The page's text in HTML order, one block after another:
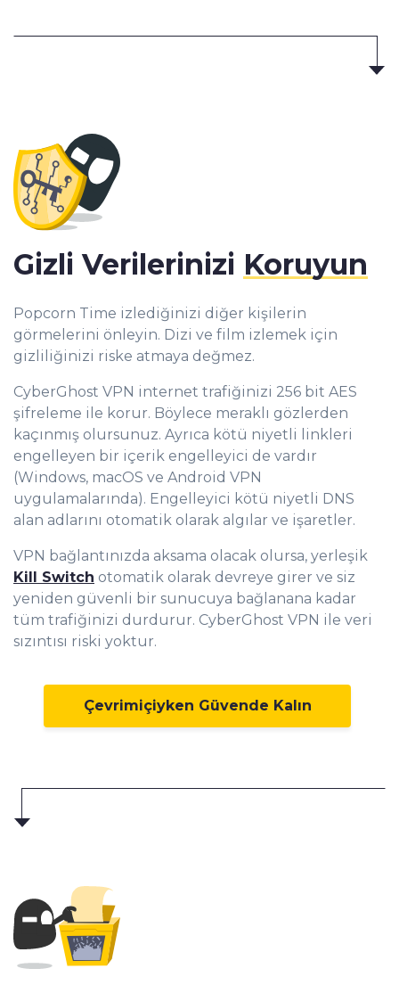
Popcorn Time izlediğinizi diğer kişilerin
görmelerini önleyin. Dizi ve film izlemek için
gizliliğinizi riske atmaya değmez.
CyberGhost VPN internet trafiğinizi 256 bit AES
şifreleme ile korur. Böylece meraklı gözlerden
kaçınmış olursunuz. Ayrıca kötü niyetli linkleri
engelleyen bir içerik engelleyici de vardır
(Windows, macOS ve Android VPN
uygulamalarında). Engelleyici kötü niyetli DNS
alan adlarını otomatik olarak algılar ve işaretler.
VPN bağlantınızda aksama olacak olursa, yerleşik
Kill Switch otomatik olarak devreye girer ve siz
yeniden güvenli bir sunucuya bağlanana kadar
tüm trafiğinizi durdurur. CyberGhost VPN ile veri
sızıntısı riski yoktur.
Çevrimiçiyken Güvende Kalın
Gizli Verilerinizi Koruyun